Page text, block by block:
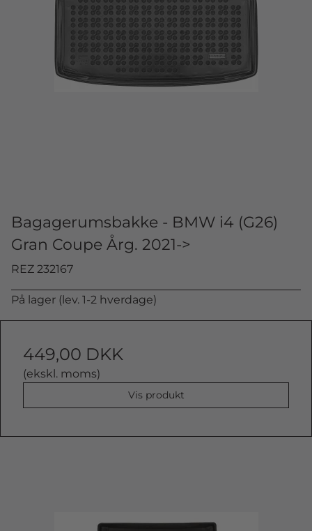
Bagagerumsbakke - BMW i4 (G26)
Gran Coupe Årg. 2021->
REZ 232167
På lager (lev. 1-2 hverdage)
449,00 DKK
(ekskl. moms)
Vis produkt